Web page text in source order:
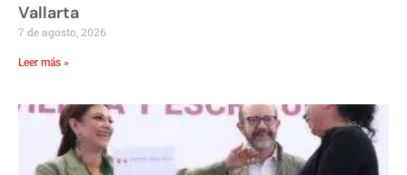
Vallarta
7 de agosto, 2026
Leer más »